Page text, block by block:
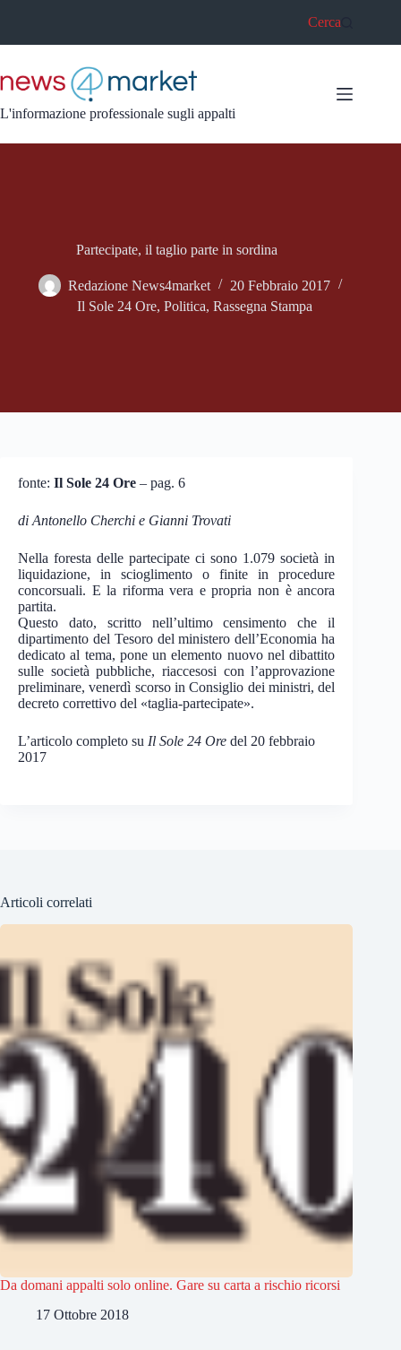
Cerca
L'informazione professionale sugli appalti
Partecipate, il taglio parte in sordina
Redazione News4market
20 Febbraio 2017
Il Sole 24 Ore, Politica, Rassegna Stampa
fonte: Il Sole 24 Ore – pag. 6
di Antonello Cherchi e Gianni Trovati
Nella foresta delle partecipate ci sono 1.079 società in
liquidazione, in scioglimento o finite in procedure
concorsuali. E la riforma vera e propria non è ancora
partita.
Questo dato, scritto nell’ultimo censimento che il
dipartimento del Tesoro del ministero dell’Economia ha
dedicato al tema, pone un elemento nuovo nel dibattito
sulle società pubbliche, riaccesosi con l’approvazione
preliminare, venerdì scorso in Consiglio dei ministri, del
decreto correttivo del «taglia-partecipate».
L’articolo completo su Il Sole 24 Ore del 20 febbraio
2017
Articoli correlati
Da domani appalti solo online. Gare su carta a rischio ricorsi
17 Ottobre 2018